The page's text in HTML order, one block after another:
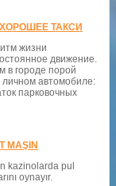
ТАКСИ
жизни
движение.
в городе порой
автомобиле:
парковочных
MAŞIN
kazinolarda pul
oynayır.